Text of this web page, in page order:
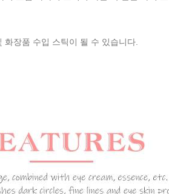
장품 수입 스틱이 될 수 있습니다.